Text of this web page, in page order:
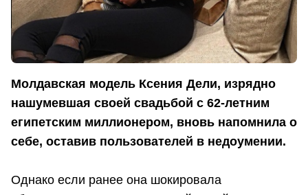
Молдавская модель Ксения Дели, изрядно
нашумевшая своей свадьбой с 62-летним
египетским миллионером, вновь напомнила о
себе, оставив пользователей в недоумении.
Однако если ранее она шокировала